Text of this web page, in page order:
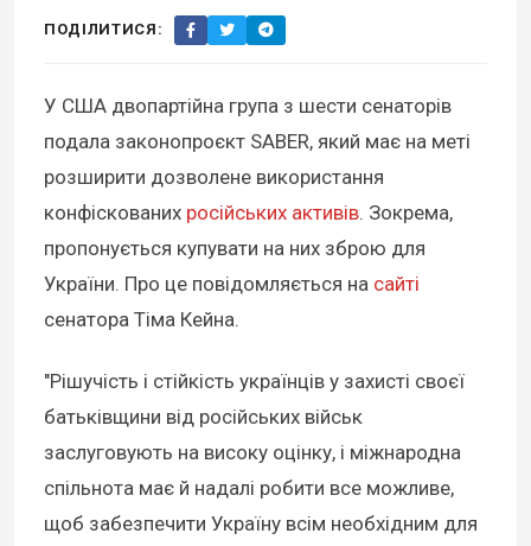
ПОДІЛИТИСЯ:
У США двопартійна група з шести сенаторів
подала законопроєкт SABER, який має на меті
розширити дозволене використання
конфіскованих російських активів. Зокрема,
пропонується купувати на них зброю для
України. Про це повідомляється на сайті
сенатора Тіма Кейна.
"Рішучість і стійкість українців у захисті своєї
батьківщини від російських військ
заслуговують на високу оцінку, і міжнародна
спільнота має й надалі робити все можливе,
щоб забезпечити Україну всім необхідним для